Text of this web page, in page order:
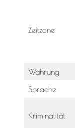
Zeitzone
Währung
Sprache
Kriminalität